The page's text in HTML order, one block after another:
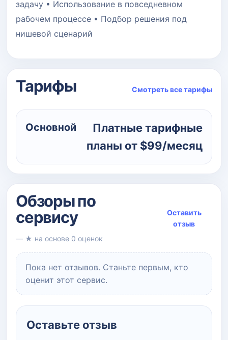
задачу • Использование в повседневном
рабочем процессе • Подбор решения под
нишевой сценарий
Тарифы Смотреть все тарифы
Основной
Платные тарифные
планы от $99/месяц
Обзоры по
сервису
— ★ на основе 0 оценок
Оставить
отзыв
Пока нет отзывов. Станьте первым, кто
оценит этот сервис.
Оставьте отзыв